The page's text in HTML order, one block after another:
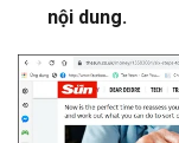
nội dung.